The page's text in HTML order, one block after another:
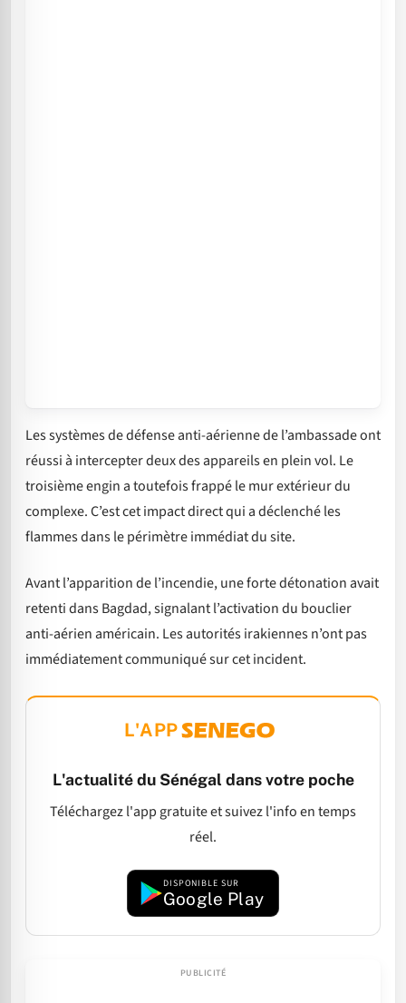
Les systèmes de défense anti-aérienne de l’ambassade ont
réussi à intercepter deux des appareils en plein vol. Le
troisième engin a toutefois frappé le mur extérieur du
complexe. C’est cet impact direct qui a déclenché les
flammes dans le périmètre immédiat du site.
Avant l’apparition de l’incendie, une forte détonation avait
retenti dans Bagdad, signalant l’activation du bouclier
anti-aérien américain. Les autorités irakiennes n’ont pas
immédiatement communiqué sur cet incident.
L'APP
L'actualité du Sénégal dans votre poche
Téléchargez l'app gratuite et suivez l'info en temps
réel.
DISPONIBLE SUR
Google Play